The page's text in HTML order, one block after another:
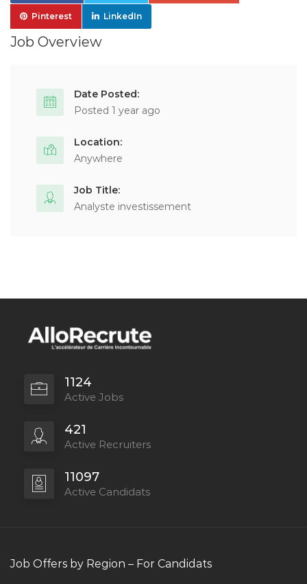
Pinterest LinkedIn
Job Overview
Date Posted:
Posted 1 year ago
Location:
Anywhere
Job Title:
Analyste investissement
1124
Active Jobs
421
Active Recruiters
11097
Active Candidats
Job Offers by Region – For Candidats